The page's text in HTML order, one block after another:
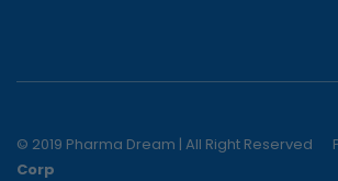
© 2019 Pharma Dream | All Right Reserved
Corp